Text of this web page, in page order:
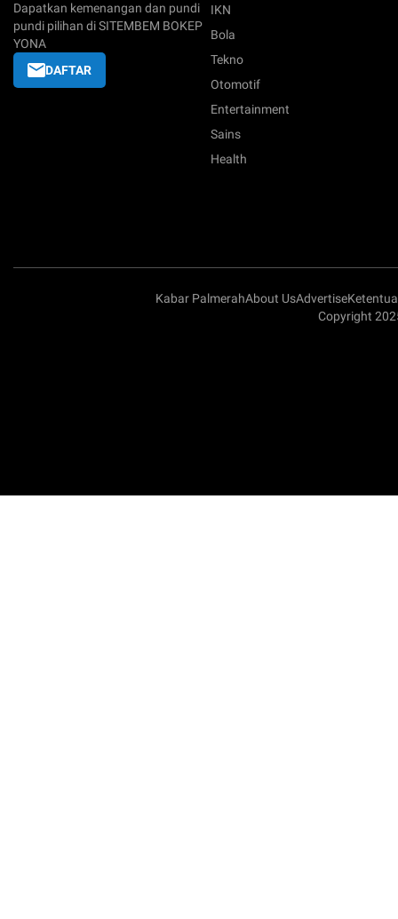
Dapatkan kemenangan dan pundi
pundi pilihan di SITEMBEM BOKEP
YONA
DAFTAR
IKN
Bola
Tekno
Otomotif
Entertainment
Sains
Health
Kabar PalmerahAbout UsAdvertise
Copyright